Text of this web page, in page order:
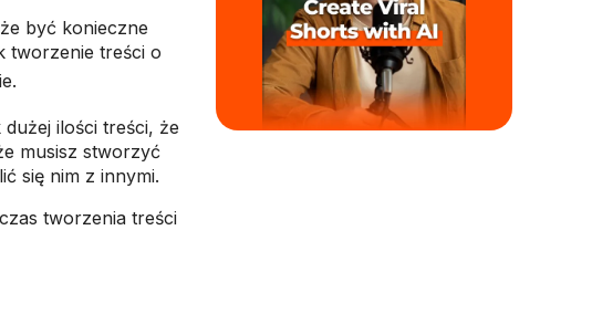
być konieczne
tworzenie treści o
ilości treści, że
musisz stworzyć
się nim z innymi.
tworzenia treści